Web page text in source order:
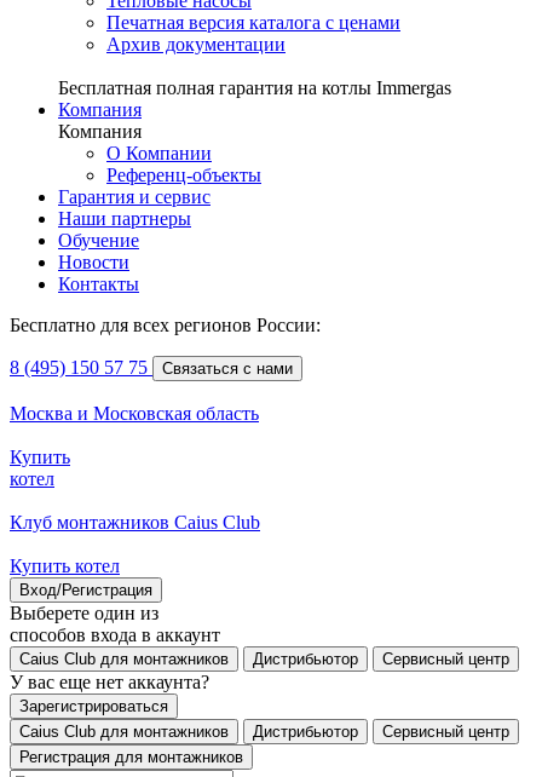
Печатная версия каталога с ценами
Архив документации
Бесплатная полная гарантия на котлы Immergas
Компания
Компания
О Компании
Референц-объекты
Гарантия и сервис
Наши партнеры
Обучение
Новости
Контакты
Бесплатно для всех регионов России:
8 (495) 150 57 75 Связаться с нами
Москва и Московская область
Купить
котел
Клуб монтажников Caius Club
Купить котел
Вход/Регистрация
Выберете один из
способов входа в аккаунт
Caius Club для монтажников Дистрибьютор Сервисный центр
У вас еще нет аккаунта?
Зарегистрироваться
Caius Club для монтажников
Дистрибьютор
Сервисный центр
Регистрация для монтажников